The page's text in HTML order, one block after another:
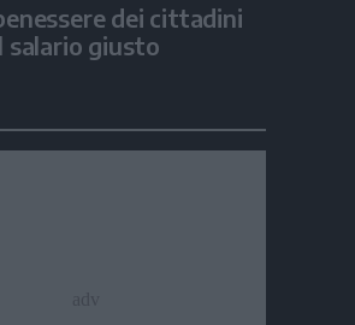
dei cittadini
salario giusto